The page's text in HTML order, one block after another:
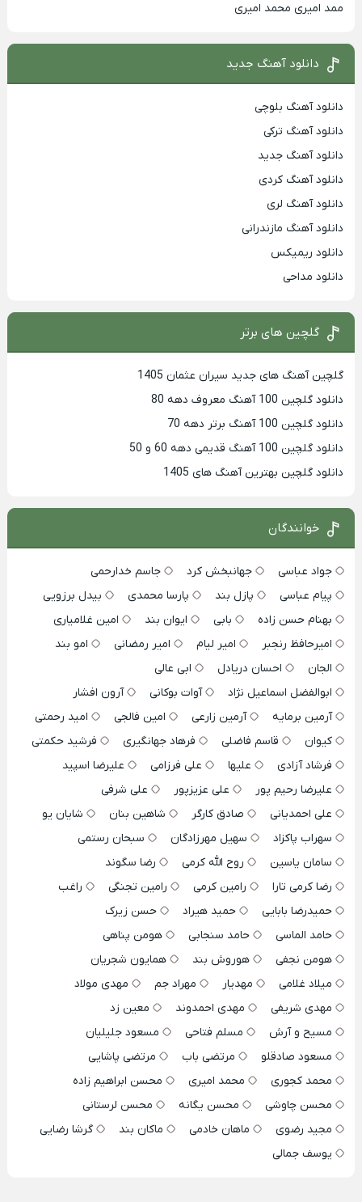
ممد امیری محمد امیری
دانلود آهنگ جدید
دانلود آهنگ بلوچی
دانلود آهنگ ترکی
دانلود آهنگ جدید
دانلود آهنگ کردی
دانلود آهنگ لری
دانلود آهنگ مازندرانی
دانلود ریمیکس
دانلود مداحی
گلچین های برتر
گلچین آهنگ های جدید سیران عثمان 1405
دانلود گلچین 100 آهنگ معروف دهه 80
دانلود گلچین 100 آهنگ برتر دهه 70
دانلود گلچین 100 آهنگ قدیمی دهه 60 و 50
دانلود گلچین بهترین آهنگ های 1405
خوانندگان
جواد عباسی جهانبخش کرد
جاسم خدارحمی
پیام عباسی
پازل بند پارسا محمدی
بیدل برزویی
بهنام حسن زاده
بابی ایوان بند
امین غلامیاری
امیرحافظ رنجبر
امیر لیام امیر رمضانی
امو بند
الجان
احسان دریادل
ابی عالی
ابوالفضل اسماعیل نژاد
آوات بوکانی
آرون افشار
آرمین برمایه
آرمین زارعی امین فالجی
امید رحمتی
کیوان
قاسم فاضلی فرهاد جهانگیری
فرشید حکمتی
فرشاد آزادی
علیها علی فرزامی
علیرضا اسپید
علیرضا رحیم پور
علی عزیزپور
علی شرفی
علی احمدیانی
صادق کارگر شاهین بنان
شایان یو
سهراب پاکزاد
سهیل مهرزادگان
سبحان رستمی
سامان یاسین
روح الله کرمی
رضا سگوند
رضا کرمی تارا
رامین کرمی رامین تجنگی
راغب
حمیدرضا بابایی
حمید هیراد
حسن زیرک
حامد الماسی
حامد سنجابی
هومن پناهی
هومن نجفی
هوروش بند
همایون شجریان
میلاد غلامی
مهدیار مهراد جم
مهدی مولاد
مهدی شریفی
مهدی احمدوند
معین زد
مسیح و آرش
مسلم فتاحی
مسعود جلیلیان
مسعود صادقلو
مرتضی باب
مرتضی پاشایی
محمد کجوری
محمد امیری
محسن ابراهیم زاده
محسن چاوشی
محسن یگانه
محسن لرستانی
مجید رضوی
ماهان خادمی ماکان بند
گرشا رضایی
یوسف جمالی